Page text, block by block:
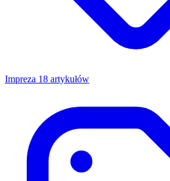
Impreza 18 artykułów